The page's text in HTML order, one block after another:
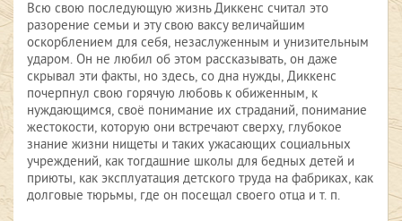
Всю свою последующую жизнь Диккенс считал это
разорение семьи и эту свою ваксу величайшим
оскорблением для себя, незаслуженным и унизительным
ударом. Он не любил об этом рассказывать, он даже
скрывал эти факты, но здесь, со дна нужды, Диккенс
почерпнул свою горячую любовь к обиженным, к
нуждающимся, своё понимание их страданий, понимание
жестокости, которую они встречают сверху, глубокое
знание жизни нищеты и таких ужасающих социальных
учреждений, как тогдашние школы для бедных детей и
приюты, как эксплуатация детского труда на фабриках, как
долговые тюрьмы, где он посещал своего отца и т. п.